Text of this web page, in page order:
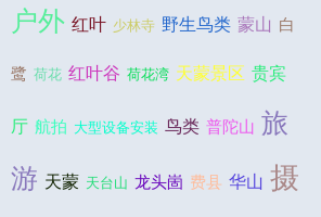
户外 红叶 少林寺 野生鸟类 蒙山 白
鹭 荷花 红叶谷 荷花湾 天蒙景区 贵宾
厅 航拍 大型设备安装 鸟类 普陀山 旅
游 天蒙 天台山 龙头崮 费县 华山 摄